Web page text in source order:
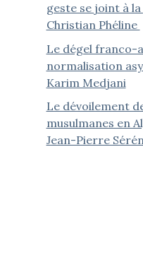
geste se joint à
Christian Phéline
Le dégel franco-
normalisation
Karim Medjani
Le dévoilement
musulmanes en
Jean-Pierre